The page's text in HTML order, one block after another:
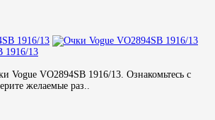
1916/13
Vogue VO2894SB 1916/13. Ознакомьтесь с
желаемые раз..